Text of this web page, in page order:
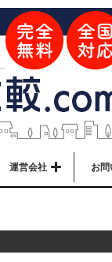
運営会社 お